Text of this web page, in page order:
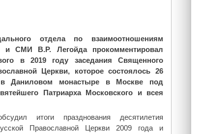
в
л
и
к
е
с
отдела по взаимоотношениям
и СМИ В.Р. Легойда прокомментировал
в 2019 году заседания Священного
Церкви, которое состоялось 26
Даниловом монастыре в Москве под
Патриарха Московского и всея
итоги празднования десятилетия
Православной Церкви 2009 года и